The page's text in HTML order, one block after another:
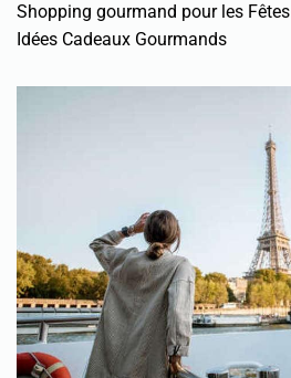
Shopping gourmand pour les Fêtes
Idées Cadeaux Gourmands